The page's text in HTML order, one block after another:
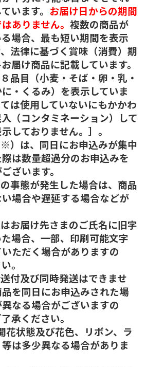
います。 お届け日からの期間
ありません。 複数の商品が
場合、最も短い期間を表示
法律に基づく賞味（消費）期
届け商品に記載しています。
品目（小麦・そば・卵・乳・
・くるみ）を表示していま
は使用していないにもかかわ
（コンタミネーション）して
しておりません。］。
）は、同日にお申込みが集中
は数量超過分のお申込みを
ざいます。
事態が発生した場合は、商品
場合や遅延する場合などが
お届け先さまのご氏名に旧字
場合、一部、印刷可能文字
ただく場合がありますの
。
付及び同時発送はできませ
を同日にお申込みされた場
なる場合がございますの
承ください。
花状態及び花色、リボン、ラ
は多少異なる場合がありま